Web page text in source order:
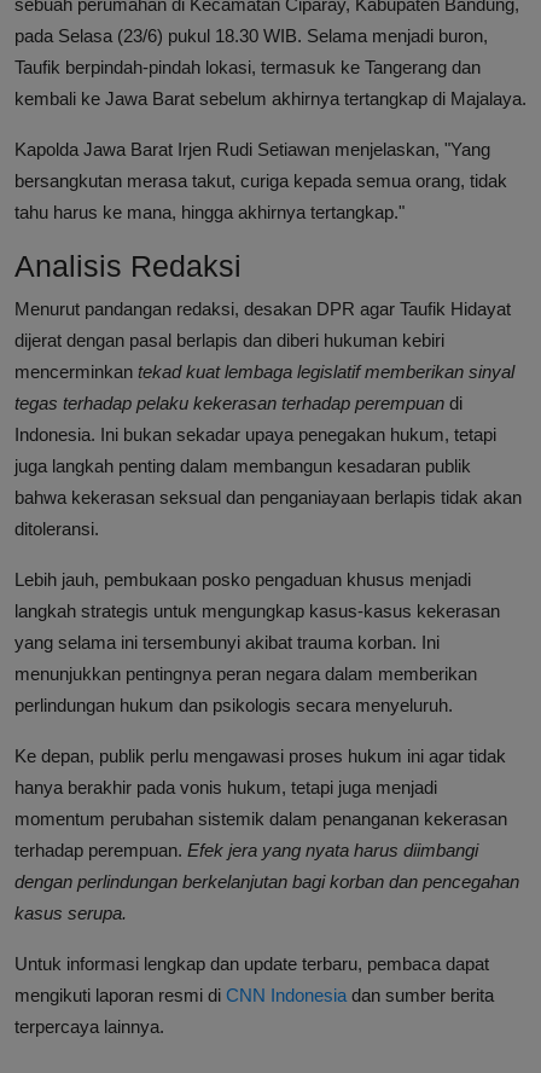
sebuah perumahan di Kecamatan Ciparay, Kabupaten Bandung,
pada Selasa (23/6) pukul 18.30 WIB. Selama menjadi buron,
Taufik berpindah-pindah lokasi, termasuk ke Tangerang dan
kembali ke Jawa Barat sebelum akhirnya tertangkap di Majalaya.
Kapolda Jawa Barat Irjen Rudi Setiawan menjelaskan, "Yang
bersangkutan merasa takut, curiga kepada semua orang, tidak
tahu harus ke mana, hingga akhirnya tertangkap."
Analisis Redaksi
Menurut pandangan redaksi, desakan DPR agar Taufik Hidayat
dijerat dengan pasal berlapis dan diberi hukuman kebiri
mencerminkan tekad kuat lembaga legislatif memberikan sinyal
tegas terhadap pelaku kekerasan terhadap perempuan di
Indonesia. Ini bukan sekadar upaya penegakan hukum, tetapi
juga langkah penting dalam membangun kesadaran publik
bahwa kekerasan seksual dan penganiayaan berlapis tidak akan
ditoleransi.
Lebih jauh, pembukaan posko pengaduan khusus menjadi
langkah strategis untuk mengungkap kasus-kasus kekerasan
yang selama ini tersembunyi akibat trauma korban. Ini
menunjukkan pentingnya peran negara dalam memberikan
perlindungan hukum dan psikologis secara menyeluruh.
Ke depan, publik perlu mengawasi proses hukum ini agar tidak
hanya berakhir pada vonis hukum, tetapi juga menjadi
momentum perubahan sistemik dalam penanganan kekerasan
terhadap perempuan. Efek jera yang nyata harus diimbangi
dengan perlindungan berkelanjutan bagi korban dan pencegahan
kasus serupa.
Untuk informasi lengkap dan update terbaru, pembaca dapat
mengikuti laporan resmi di CNN Indonesia dan sumber berita
terpercaya lainnya.